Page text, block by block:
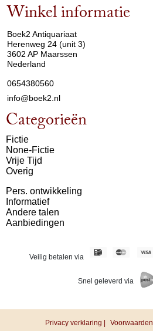
Winkel informatie
Boek2 Antiquariaat
Herenweg 24 (unit 3)
3602 AP Maarssen
Nederland
0654380560
info@boek2.nl
Categorieën
Fictie
None-Fictie
Vrije Tijd
Overig
Pers. ontwikkeling
Informatief
Andere talen
Aanbiedingen
Veilig betalen via
Snel geleverd via
Privacy verklaring | Voorwaarden |